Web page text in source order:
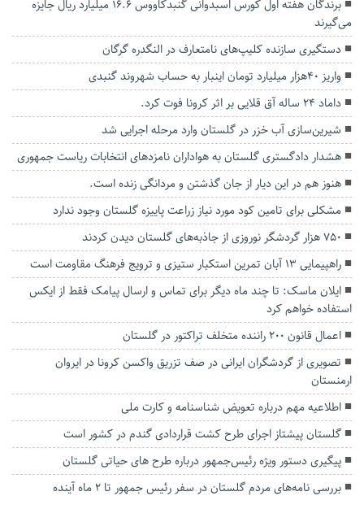
برندگان هفته اول کورس اسبدوانی گنبدکاووس ۱۶.۶ میلیارد ریال جایزه
می‌گیرند
دستگیری سازنده کلیپ‌های نامتعارف در النگدره گرگان
واریز 40هزار میلیارد تومان اینبار به حساب شهروند گنبدی
داماد 24 ساله آق قلایی بر اثر کرونا فوت کرد.
شیرین‌سازی آب خزر در گلستان وارد مرحله اجرایی شد
هشدار دادگستری گلستان‌ به هواداران نامزدهای انتخابات ریاست جمهوری
هنوز هم در‌ این دیار از جان گذشتن و مردانگی زنده است.
مشکلی برای تامین کود مورد نیاز زراعت پاییزه گلستان وجود ندارد
۷۵۰ هزار گردشگر نوروزی از جاذبه‌های گلستان دیدن کردند
راهپیمایی ۱۳ آبان تمرین استکبار ستیزی و ترویج فرهنگ مقاومت است
ایلان ماسک: تا چند ماه دیگر برای تماس و ارسال پیامک فقط از ایکس
استفاده خواهم کرد
اعمال قانون ۲۰۰ راننده متخلف تراکتور در گلستان
تصویری از گردشگران ایرانی در صف تزریق واکسن کرونا در ایروان
ارمنستان
اطلاعیه مهم درباره تعویض شناسنامه و کارت ملی
گلستان پیشتاز اجرای طرح کشت قراردادی گندم در کشور است
پیگیری دستور ویژه رئیس‌جمهور درباره طرح های حیاتی گلستان
بررسی نامه‌های مردم گلستان در سفر رئیس جمهور تا ۲ ماه آینده